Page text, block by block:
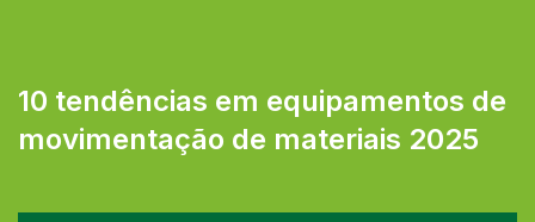
10 tendências em equipamentos de
movimentação de materiais 2025